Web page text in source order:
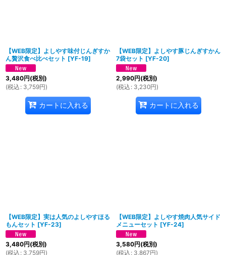
【WEB限定】よしやす味付じんぎすか
ん贅沢食べ比べセット [YF-19]
3,480円(税別)
(税込 : 3,759円)
カートに入れる
【WEB限定】よしやす豚じんぎすかん
7袋セット [YF-20]
2,990円(税別)
(税込 : 3,230円)
カートに入れる
【WEB限定】実は人気のよしやすほる
もんセット [YF-23]
3,480円(税別)
(税込 : 3,759円)
【WEB限定】よしやす焼肉人気サイド
メニューセット [YF-24]
3,580円(税別)
(税込 : 3,867円)